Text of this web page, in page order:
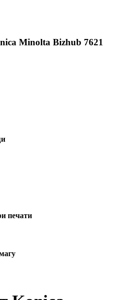
Minolta Bizhub 7621
печати